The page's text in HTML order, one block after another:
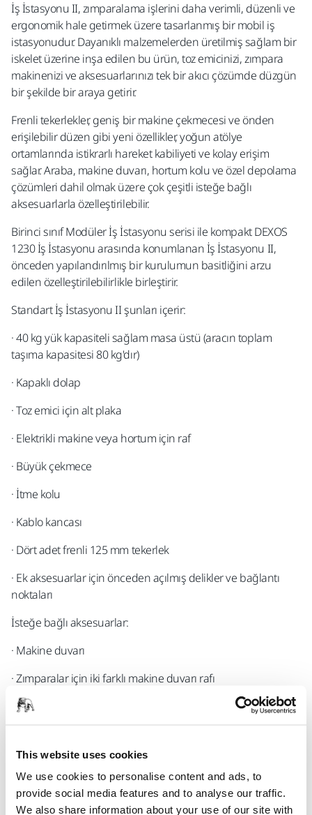
This website uses cookies
We use cookies to personalise content and ads, to
provide social media features and to analyse our traffic.
We also share information about your use of our site with
İş İstasyonu II, zımparalama işlerini daha verimli, düzenli ve
ergonomik hale getirmek üzere tasarlanmış bir mobil iş
istasyonudur. Dayanıklı malzemelerden üretilmiş sağlam bir
iskelet üzerine inşa edilen bu ürün, toz emicinizi, zımpara
makinenizi ve aksesuarlarınızı tek bir akıcı çözümde düzgün
bir şekilde bir araya getirir.
Frenli tekerlekler, geniş bir makine çekmecesi ve önden
erişilebilir düzen gibi yeni özellikler, yoğun atölye
ortamlarında istikrarlı hareket kabiliyeti ve kolay erişim
sağlar. Araba, makine duvarı, hortum kolu ve özel depolama
çözümleri dahil olmak üzere çok çeşitli isteğe bağlı
aksesuarlarla özelleştirilebilir.
Birinci sınıf Modüler İş İstasyonu serisi ile kompakt DEXOS
1230 İş İstasyonu arasında konumlanan İş İstasyonu II,
önceden yapılandırılmış bir kurulumun basitliğini arzu
edilen özelleştirilebilirlikle birleştirir.
Standart İş İstasyonu II şunları içerir:
· 40 kg yük kapasiteli sağlam masa üstü (aracın toplam
taşıma kapasitesi 80 kg'dır)
· Kapaklı dolap
· Toz emici için alt plaka
· Elektrikli makine veya hortum için raf
· Büyük çekmece
· İtme kolu
· Kablo kancası
· Dört adet frenli 125 mm tekerlek
· Ek aksesuarlar için önceden açılmış delikler ve bağlantı
noktaları
İsteğe bağlı aksesuarlar:
· Makine duvarı
· Zımparalar için iki farklı makine duvarı rafı
· Makine duvarı için kancalar, 3'lü paket
· Hortum kolu için makine kancası
· El havlusu askısı